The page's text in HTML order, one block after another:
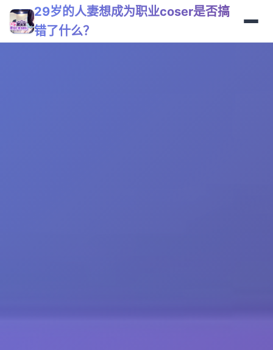
29岁的人妻想成为职业coser是否搞
错了什么？